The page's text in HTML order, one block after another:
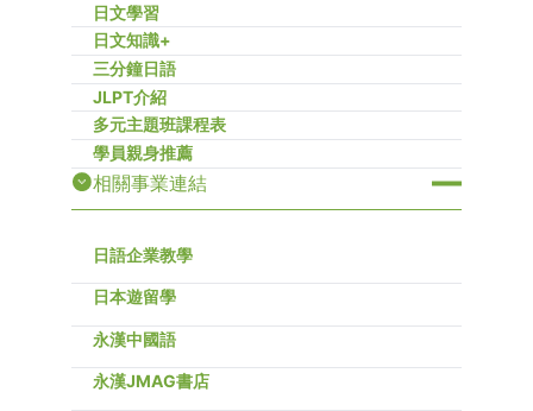
日文學習
日文知識+
三分鐘日語
JLPT介紹
多元主題班課程表
學員親身推薦
相關事業連結
日語企業教學
日本遊留學
永漢中國語
永漢JMAG書店